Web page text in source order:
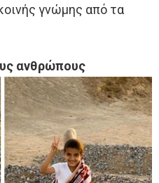
γνώμης από τα
ανθρώπους